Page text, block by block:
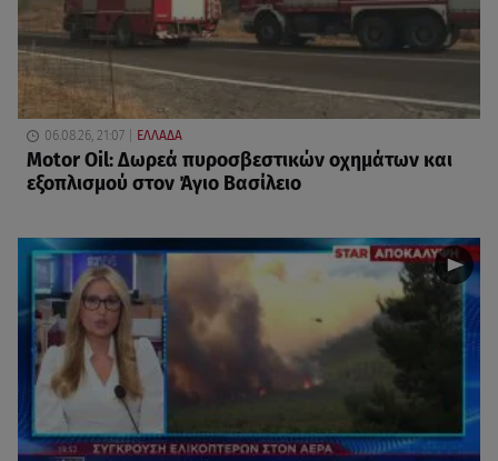
06.08.26, 21:07 ΕΛΛΑΔΑ
Motor Oil: Δωρεά πυροσβεστικών οχημάτων και
εξοπλισμού στον Άγιο Βασίλειο